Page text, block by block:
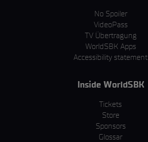
No Spoiler
VideoPass
TV Übertragung
WorldSBK Apps
Accessibility statement
Inside WorldSBK
Tickets
Store
Sponsors
Glossar